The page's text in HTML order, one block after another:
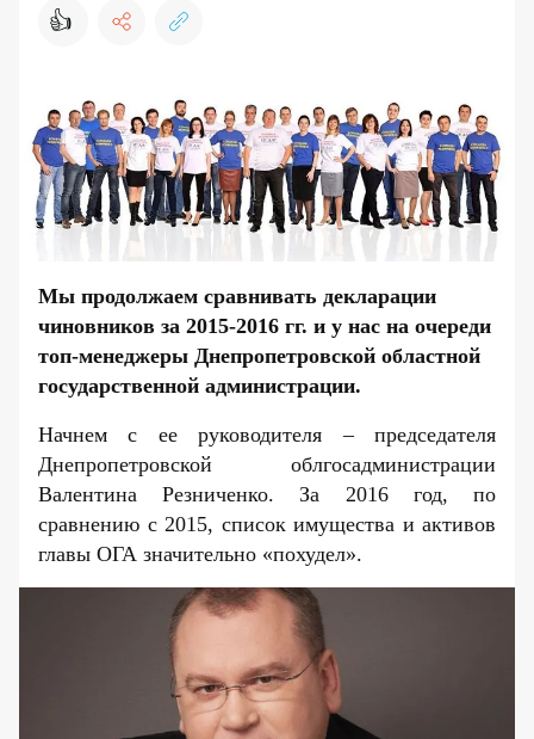
👍
Мы продолжаем сравнивать декларации
чиновников за 2015-2016 гг. и у нас на очереди
топ-менеджеры Днепропетровской областной
государственной администрации.
Начнем с ее руководителя – председателя
Днепропетровской облгосадминистрации
Валентина Резниченко. За 2016 год, по
сравнению с 2015, список имущества и активов
главы ОГА значительно «похудел».